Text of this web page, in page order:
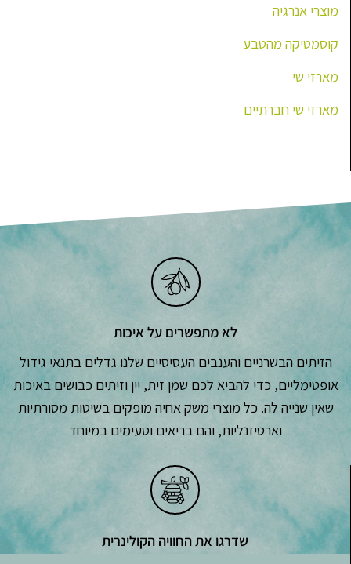
מוצרי אנרגיה
קוסמטיקה מהטבע
מארזי שי
מארזי שי חברתיים
לא מתפשרים על איכות
הזיתים הבשרניים והענבים העסיסיים שלנו גדלים בתנאי גידול
אופטימליים, כדי להביא לכם שמן זית, יין וזיתים כבושים באיכות
שאין שנייה לה. כל מוצרי משק אחיה מופקים בשיטות מסורתיות
וארטיזנליות, והם בריאים וטעימים במיוחד
שדרגו את החוויה הקולינרית